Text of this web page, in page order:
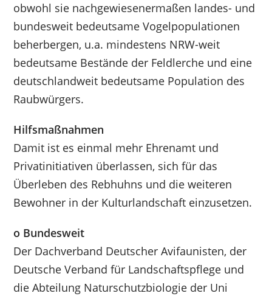
obwohl sie nachgewiesenermaßen landes- und
bundesweit bedeutsame Vogelpopulationen
beherbergen, u.a. mindestens NRW-weit
bedeutsame Bestände der Feldlerche und eine
deutschlandweit bedeutsame Population des
Raubwürgers.
Hilfsmaßnahmen
Damit ist es einmal mehr Ehrenamt und
Privatinitiativen überlassen, sich für das
Überleben des Rebhuhns und die weiteren
Bewohner in der Kulturlandschaft einzusetzen.
o Bundesweit
Der Dachverband Deutscher Avifaunisten, der
Deutsche Verband für Landschaftspflege und
die Abteilung Naturschutzbiologie der Uni